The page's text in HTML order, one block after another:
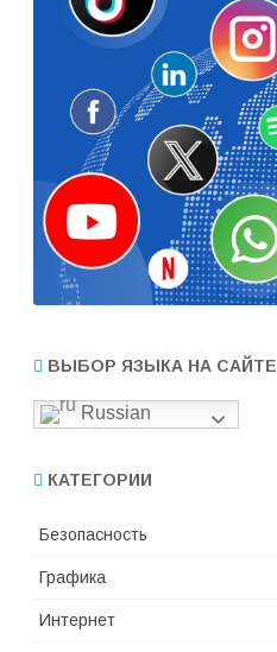
ВЫБОР ЯЗЫКА НА САЙТЕ
Russian
КАТЕГОРИИ
Безопасность
Графика
Интернет